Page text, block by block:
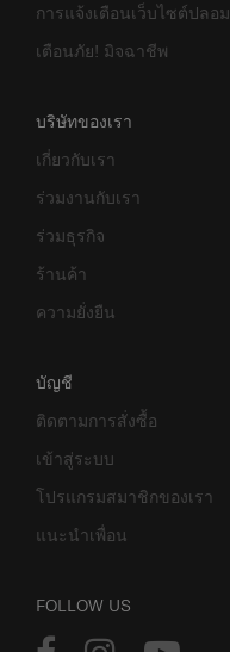
การแจ้งเตือนเว็บไซต์ปลอม
เตือนภัย! มิจฉาชีพ
บริษัทของเรา
เกี่ยวกับเรา
ร่วมงานกับเรา
ร่วมธุรกิจ
ร้านค้า
ความยั่งยืน
บัญชี
ติดตามการสั่งซื้อ
เข้าสู่ระบบ
โปรแกรมสมาชิกของเรา
แนะนำเพื่อน
FOLLOW US